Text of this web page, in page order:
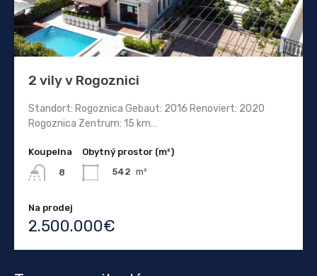
2 vily v Rogoznici
Standort: Rogoznica Gebaut: 2016 Renoviert: 2020
Rogoznica Zentrum: 15 km…
Koupelna
8
Obytný prostor (m²)
542 m²
Na prodej
2.500.000€